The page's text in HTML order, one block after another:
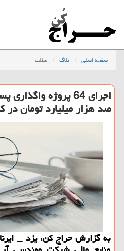
صفحه اصلی بلاگ مطلب
اجرای 64 پروژه
صد هزار میلیارد تومان در
به گزارش حراج کن، یزد _